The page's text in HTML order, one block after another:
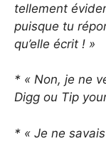
tellement
puisque tu
qu’elle écrit ! »
* « Non, je ne
Digg ou Tip
* « Je ne